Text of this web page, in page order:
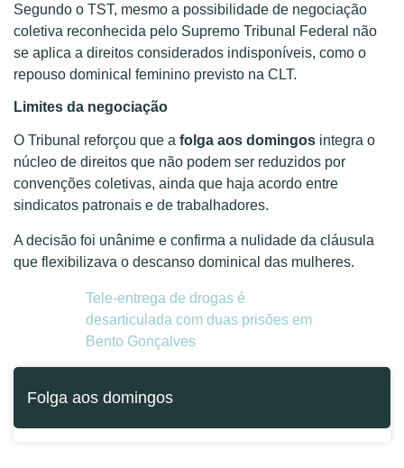
Segundo o TST, mesmo a possibilidade de negociação
coletiva reconhecida pelo Supremo Tribunal Federal não
se aplica a direitos considerados indisponíveis, como o
repouso dominical feminino previsto na CLT.
Limites da negociação
O Tribunal reforçou que a folga aos domingos integra o
núcleo de direitos que não podem ser reduzidos por
convenções coletivas, ainda que haja acordo entre
sindicatos patronais e de trabalhadores.
A decisão foi unânime e confirma a nulidade da cláusula
que flexibilizava o descanso dominical das mulheres.
Tele-entrega de drogas é
desarticulada com duas prisões em
Bento Gonçalves
Folga aos domingos